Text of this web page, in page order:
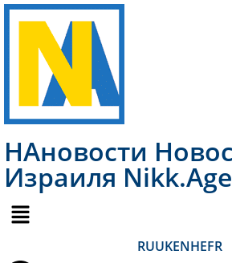
НАновости
Израиля
RUUKENHEFR